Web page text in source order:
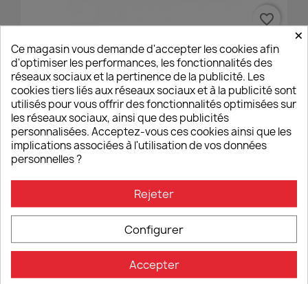
Anneau De Réservoir PRO SW Motech Yamaha YZF-R7
30,00 €
favorite_border
×
Ce magasin vous demande d'accepter les cookies afin
d'optimiser les performances, les fonctionnalités des
réseaux sociaux et la pertinence de la publicité. Les
cookies tiers liés aux réseaux sociaux et à la publicité sont
utilisés pour vous offrir des fonctionnalités optimisées sur
les réseaux sociaux, ainsi que des publicités
personnalisées. Acceptez-vous ces cookies ainsi que les
implications associées à l'utilisation de vos données
personnelles ?
Rejeter
Configurer
Accepter